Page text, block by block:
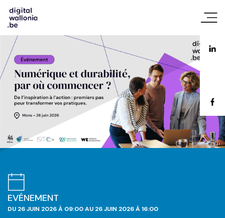
EVÉNEMENT
DU 26 JUIN 2026 À 09:00 AU 26 JUIN 2026 À 16:00